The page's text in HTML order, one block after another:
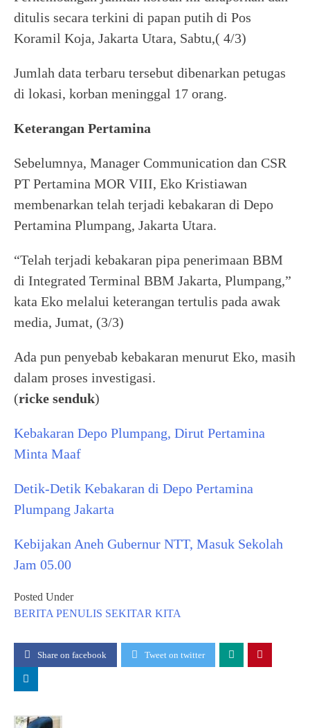
ditulis secara terkini di papan putih di Pos
Koramil Koja, Jakarta Utara, Sabtu,( 4/3)
Jumlah data terbaru tersebut dibenarkan petugas
di lokasi, korban meninggal 17 orang.
Keterangan Pertamina
Sebelumnya, Manager Communication dan CSR
PT Pertamina MOR VIII, Eko Kristiawan
membenarkan telah terjadi kebakaran di Depo
Pertamina Plumpang, Jakarta Utara.
“Telah terjadi kebakaran pipa penerimaan BBM
di Integrated Terminal BBM Jakarta, Plumpang,”
kata Eko melalui keterangan tertulis pada awak
media, Jumat, (3/3)
Ada pun penyebab kebakaran menurut Eko, masih
dalam proses investigasi.
(ricke senduk)
Kebakaran Depo Plumpang, Dirut Pertamina
Minta Maaf
Detik-Detik Kebakaran di Depo Pertamina
Plumpang Jakarta
Kebijakan Aneh Gubernur NTT, Masuk Sekolah
Jam 05.00
Posted Under
BERITA PENULIS SEKITAR KITA
Share on facebook Tweet on twitter